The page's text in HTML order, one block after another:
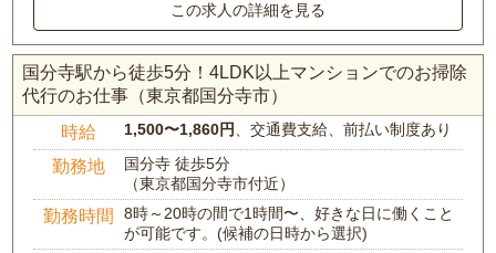
この求人の詳細を見る
国分寺駅から徒歩5分！4LDK以上マンションでのお掃除
代行のお仕事（東京都国分寺市）
時給 1,500〜1,860円 、交通費支給、前払い制度あり
勤務地
国分寺 徒歩5分
（東京都国分寺市付近）
勤務時間
8時～20時の間で1時間〜、好きな日に働くこと
が可能です。(候補の日時から選択)